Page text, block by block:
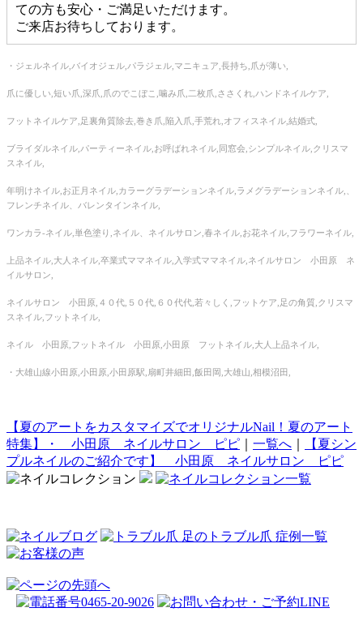
ての方も安心・ご満足いただけます。
ご来店お待ちしております。
・ジェルネイル,バイオジェル,パラジェル,マニキュア,長持ち,爪が薄い,
爪に優しい,短い爪,深爪,爪のでこぼこ,噛み爪,二枚爪,ささくれ,ハンドネイルケア,
フットネイルケア,足裏角質除去,巻き爪,陥入爪,手荒れ,オフィスネイル,結婚式,
ブライダルネイル,パーティーネイル,お呼ばれネイル,同窓会,シンプルネイル,クリスマ
スネイル,
年明けネイル,お正月ネイル,カラーグラデーションネイル,ラメグラデーションネイル,、
フレンチネイル、バレンタインネイル,
ワンカラ‐ネイル,単色塗り,ネイル、ネイルサロン,春ネイル,お花ネイル,フラワーネイル,
上品ネイル,大人ネイル,卒業式ママネイル,入学式ママネイル,ネイルサロン 小田原 ネ
イルサロン,
ネイルサロン 小田原,４０代,５０代,６０代代,若々しく,フットケア,足の角質,クリスマ
スネイル,フットネイル,
ネイル 小田原,フットネイル 小田原,小田原 フットネイル,大人上品ネイル,
・大雄山線小田原,小田原,小田原駅,扇町井細田,飯田岡,大雄山,相模沼田,
【夏のアートをカスタマイズでオリジナルNail！夏のアート
特集】・ 小田原 ネイルサロン ピピ
一覧へ
【夏シン
プルネイルのご紹介です】 小田原 ネイルサロン ピピ